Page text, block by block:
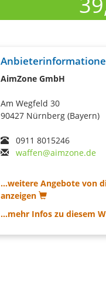
AimZone GmbH
Am Wegfeld 30
90427 Nürnberg (Bayern)
0911 8015246
waffen@aimzone.de
...weitere Angebote von
anzeigen
...mehr Infos zu diesem